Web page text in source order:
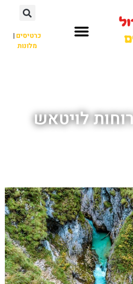
כרטיסים|
מלונות
לויטאש